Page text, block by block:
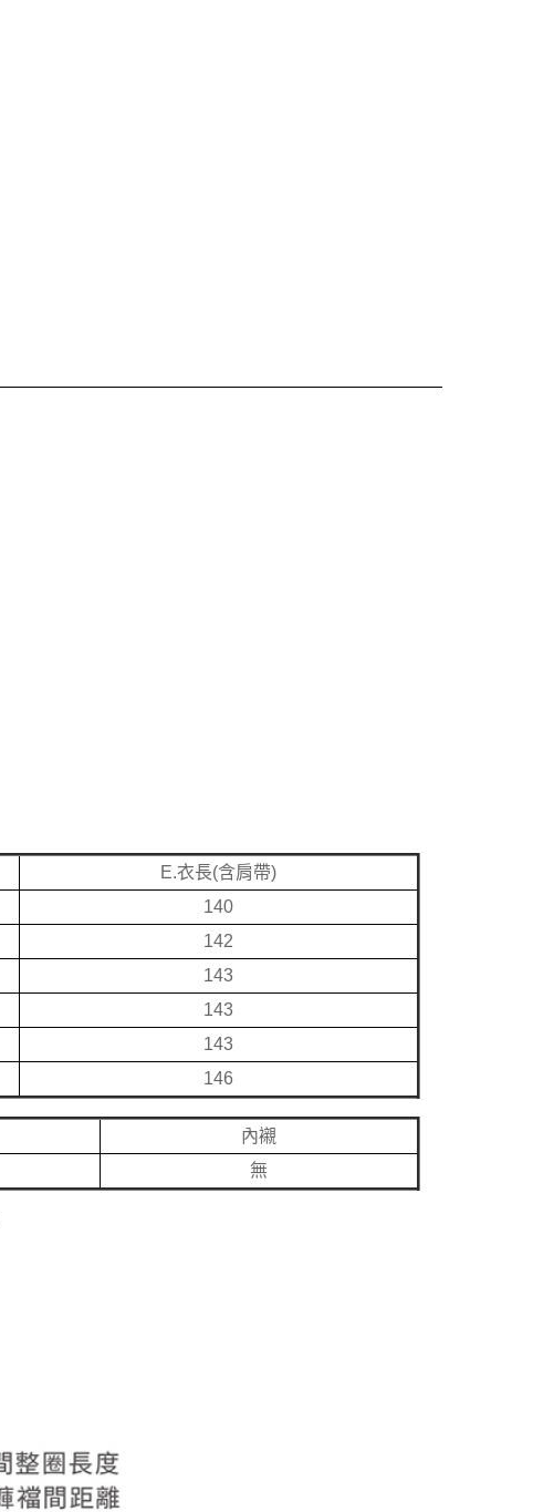
E.衣長(含肩帶)
140
142
143
143
143
146
內襯
無